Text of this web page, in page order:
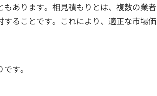
あります。相見積もりとは、複数の業者
ることです。これにより、適正な市場価
す。